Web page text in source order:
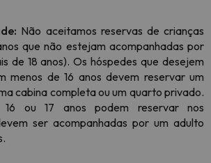
Não aceitamos reservas de crianças
que não estejam acompanhadas por
de 18 anos). Os hóspedes que desejem
menos de 16 anos devem reservar um
cabina completa ou um quarto privado.
ou 17 anos podem reservar nos
ser acompanhadas por um adulto